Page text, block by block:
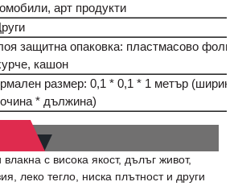
арт продукти
защитна опаковка: пластмасово
кашон
размер: 0,1 * 0,1 * 1 метър
* дължина)
с висока якост, дълъг живот,
леко тегло, ниска плътност и други